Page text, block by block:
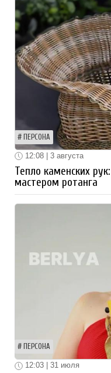
ПЕРСОНА
12:08 | 3 августа
Тепло каменских
мастером ротанга
ПЕРСОНА
12:03 | 31 июля